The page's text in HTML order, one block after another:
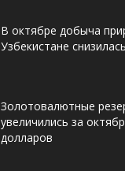
В октябре добыча
Узбекистане
Золотовалютные
увеличились за
долларов